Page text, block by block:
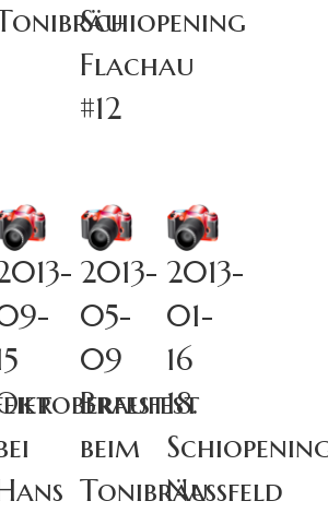
Schiopening
Flachau
#12
2013-
05-
09
Braufest
beim
Tonibräu
2013-
01-
16
18.
Nassfeld